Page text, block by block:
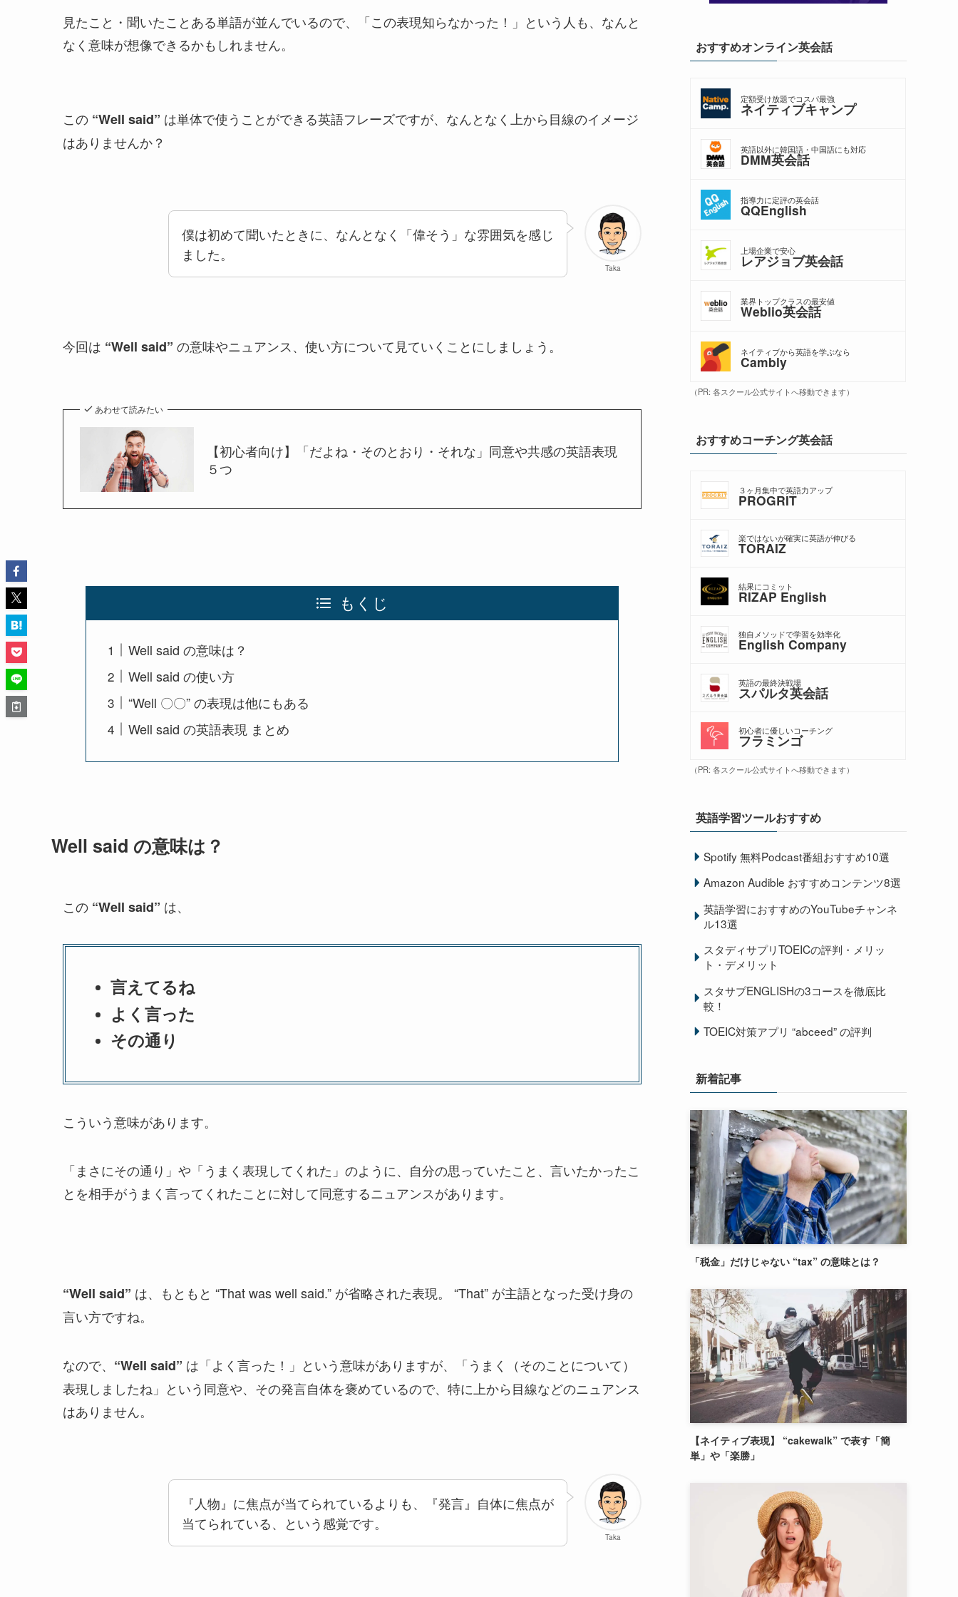
見たこと・聞いたことある単語が並んでいるので、「この表現知らなかった！」という人も、なんと
なく意味が想像できるかもしれません。
この “Well said” は単体で使うことができる英語フレーズですが、なんとなく上から目線のイメージ
はありませんか？
Taka
僕は初めて聞いたときに、なんとなく「偉そう」な雰囲気を感じ
ました。
今回は “Well said” の意味やニュアンス、使い方について見ていくことにしましょう。
あわせて読みたい
【初心者向け】「だよね・そのとおり・それな」同意や共感の英語表現
５つ
もくじ
Well said の意味は？
Well said の使い方
“Well 〇〇” の表現は他にもある
Well said の英語表現 まとめ
Well said の意味は？
この “Well said” は、
言えてるね
よく言った
その通り
こういう意味があります。
「まさにその通り」や「うまく表現してくれた」のように、自分の思っていたこと、言いたかったこ
とを相手がうまく言ってくれたことに対して同意するニュアンスがあります。
“Well said” は、もともと “That was well said.” が省略された表現。 “That” が主語となった受け身の
言い方ですね。
なので、 “Well said” は「よく言った！」という意味がありますが、「うまく（そのことについて）
表現しましたね」という同意や、その発言自体を褒めているので、特に上から目線などのニュアンス
はありません。
Taka
『人物』に焦点が当てられているよりも、『発言』自体に焦点が
当てられている、という感覚です。
おすすめオンライン英会話
定額受け放題でコスパ最強
ネイティブキャンプ
英語以外に韓国語・中国語にも対応
DMM英会話
指導力に定評の英会話
QQEnglish
上場企業で安心
レアジョブ英会話
業界トップクラスの最安値
Weblio英会話
ネイティブから英語を学ぶなら
Cambly
（PR: 各スクール公式サイトへ移動できます）
おすすめコーチング英会話
３ヶ月集中で英語力アップ
PROGRIT
楽ではないが確実に英語が伸びる
TORAIZ
結果にコミット
RIZAP English
独自メソッドで学習を効率化
English Company
英語の最終決戦場
スパルタ英会話
初心者に優しいコーチング
フラミンゴ
（PR: 各スクール公式サイトへ移動できます）
英語学習ツールおすすめ
Spotify 無料Podcast番組おすすめ10選
Amazon Audible おすすめコンテンツ8選
英語学習におすすめのYouTubeチャンネ
ル13選
スタディサプリTOEICの評判・メリッ
ト・デメリット
スタサプENGLISHの3コースを徹底比
較！
TOEIC対策アプリ “abceed” の評判
新着記事
「税金」だけじゃない “tax” の意味とは？
【ネイティブ表現】 “cakewalk” で表す「簡
単」や「楽勝」